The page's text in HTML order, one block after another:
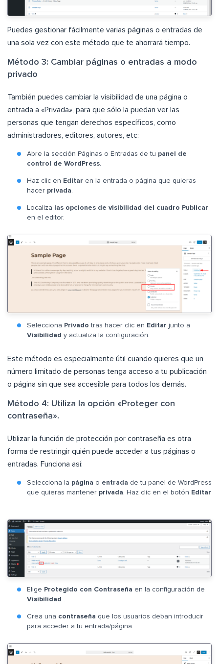
Puedes gestionar fácilmente varias páginas o entradas de
una sola vez con este método que te ahorrará tiempo.
Método 3: Cambiar páginas o entradas a modo
privado
También puedes cambiar la visibilidad de una página o
entrada a «Privada», para que sólo la puedan ver las
personas que tengan derechos específicos, como
administradores, editores, autores, etc:
Abre la sección Páginas o Entradas de tu panel de
control de WordPress.
Haz clic en Editar en la entrada o página que quieras
hacer privada.
Localiza las opciones de visibilidad del cuadro Publicar
en el editor.
Selecciona Privadotras hacer clic en Editar junto a
Visibilidad y actualiza la configuración.
Este método es especialmente útil cuando quieres que un
número limitado de personas tenga acceso a tu publicación
o página sin que sea accesible para todos los demás.
Método 4: Utiliza la opción «Proteger con
contraseña».
Utilizar la función de protección por contraseña es otra
forma de restringir quién puede acceder a tus páginas o
entradas. Funciona así:
Selecciona la página o entrada de tu panel de WordPress
que quieras mantener privada. Haz clic en el botón Editar
.
Elige Protegido con Contraseña en la configuración de
Visibilidad .
Crea una contraseña que los usuarios deban introducir
para acceder a tu entrada/página.